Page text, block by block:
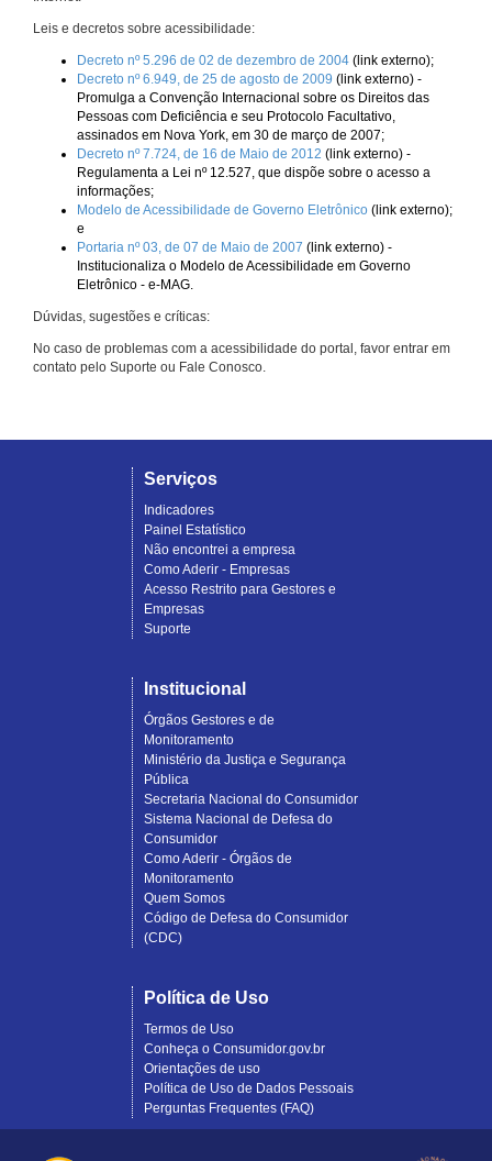
Leis e decretos sobre acessibilidade:
Decreto nº 5.296 de 02 de dezembro de 2004 (link externo);
Decreto nº 6.949, de 25 de agosto de 2009 (link externo) -
Promulga a Convenção Internacional sobre os Direitos das
Pessoas com Deficiência e seu Protocolo Facultativo,
assinados em Nova York, em 30 de março de 2007;
Decreto nº 7.724, de 16 de Maio de 2012 (link externo) -
Regulamenta a Lei nº 12.527, que dispõe sobre o acesso a
informações;
Modelo de Acessibilidade de Governo Eletrônico (link externo);
e
Portaria nº 03, de 07 de Maio de 2007 (link externo) -
Institucionaliza o Modelo de Acessibilidade em Governo
Eletrônico - e-MAG.
Dúvidas, sugestões e críticas:
No caso de problemas com a acessibilidade do portal, favor entrar em
contato pelo Suporte ou Fale Conosco.
Serviços
Indicadores
Painel Estatístico
Não encontrei a empresa
Como Aderir - Empresas
Acesso Restrito para Gestores e
Empresas
Suporte
Institucional
Órgãos Gestores e de
Monitoramento
Ministério da Justiça e Segurança
Pública
Secretaria Nacional do Consumidor
Sistema Nacional de Defesa do
Consumidor
Como Aderir - Órgãos de
Monitoramento
Quem Somos
Código de Defesa do Consumidor
(CDC)
Política de Uso
Termos de Uso
Conheça o Consumidor.gov.br
Orientações de uso
Política de Uso de Dados Pessoais
Perguntas Frequentes (FAQ)